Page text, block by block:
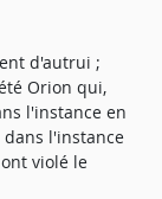
d'autrui ;
Orion qui,
l'instance en
l'instance
violé le